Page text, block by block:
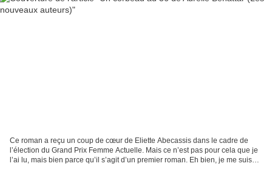
Ce roman a reçu un coup de cœur de Eliette Abecassis dans le cadre de
l’élection du Grand Prix Femme Actuelle. Mais ce n’est pas pour cela que je
l’ai lu, mais bien parce qu’il s’agit d’un premier roman. Eh bien, je me suis